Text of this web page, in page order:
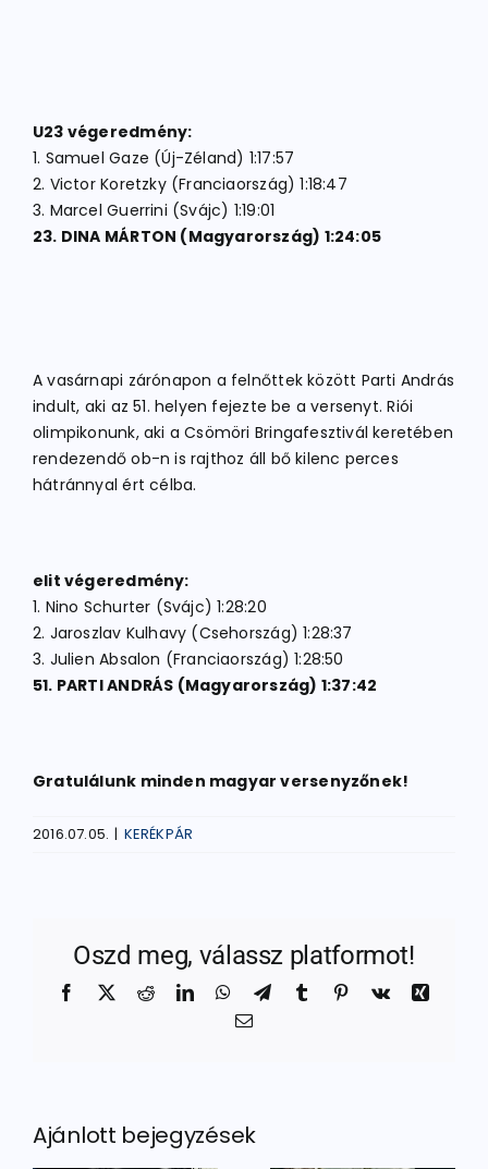
U23 végeredmény:
1. Samuel Gaze (Új-Zéland) 1:17:57
2. Victor Koretzky (Franciaország) 1:18:47
3. Marcel Guerrini (Svájc) 1:19:01
23. DINA MÁRTON (Magyarország) 1:24:05
A vasárnapi zárónapon a felnőttek között Parti András
indult, aki az 51. helyen fejezte be a versenyt. Riói
olimpikonunk, aki a Csömöri Bringafesztivál keretében
rendezendő ob-n is rajthoz áll bő kilenc perces
hátránnyal ért célba.
elit végeredmény:
1. Nino Schurter (Svájc) 1:28:20
2. Jaroszlav Kulhavy (Csehország) 1:28:37
3. Julien Absalon (Franciaország) 1:28:50
51. PARTI ANDRÁS (Magyarország) 1:37:42
Gratulálunk minden magyar versenyzőnek!
2016.07.05. | KERÉKPÁR
Oszd meg, válassz platformot!
Facebook
X RedditLinkedInWhatsApp
TelegramTumblr Pinterest
Vk
Xing
Email:
Ajánlott bejegyzések